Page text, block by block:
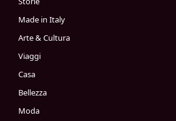
Made in Italy
Arte & Cultura
Viaggi
Casa
Bellezza
Moda